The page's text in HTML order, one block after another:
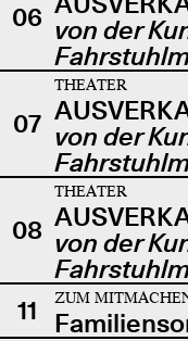
06 von der
07
THEATER
von der
08
THEATER
von der
11
ZUM